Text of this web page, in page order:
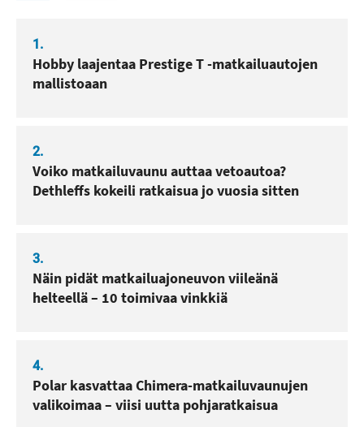
1.
Hobby laajentaa Prestige T -matkailuautojen
mallistoaan
2.
Voiko matkailuvaunu auttaa vetoautoa?
Dethleffs kokeili ratkaisua jo vuosia sitten
3.
Näin pidät matkailuajoneuvon viileänä
helteellä – 10 toimivaa vinkkiä
4.
Polar kasvattaa Chimera-matkailuvaunujen
valikoimaa – viisi uutta pohjaratkaisua